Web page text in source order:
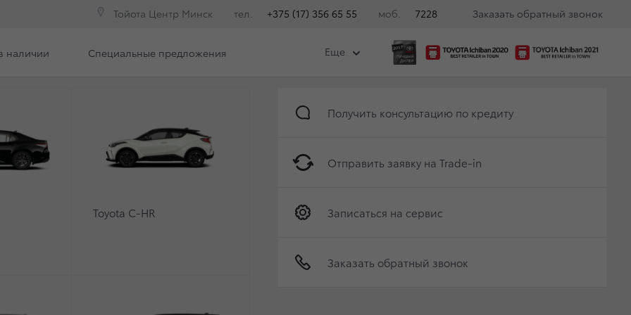
Тойота Центр Минск тел. +375 (17) 356 65 55 моб. 7228 Заказать обратный звонок
Toyota C-HR
Получить консультацию по кредиту
Отправить заявку на Trade-in
Записаться на сервис
Заказать обратный звонок
наличии Специальные предложения Еще
КАМПАНИИ НА НЕКОТОРЫХ